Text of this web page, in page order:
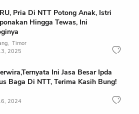
Pria Di NTT Potong Anak, Istri
Hingga Tewas, Ini
Timor
2025
Ini Jasa Besar Ipda
Baga Di NTT, Terima Kasih Bung!
2024